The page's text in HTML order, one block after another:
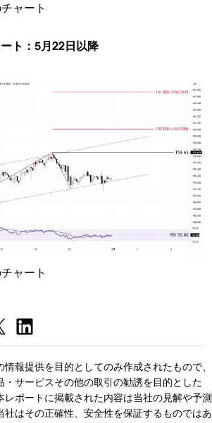
ャート
ト：5月22日以降
ャート
報提供を目的としてのみ作成されたもので、
・サービスその他の取引の勧誘を目的とした
レポートに掲載された内容は当社の見解や予測
社はその正確性、安全性を保証するものではあ